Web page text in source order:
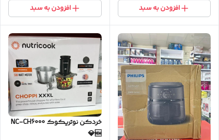
افزودن به سبد افزودن به سبد
خردکن نوتریکوک NC-CH6000
💎🆕